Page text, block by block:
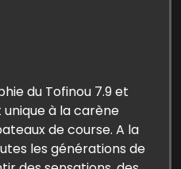
du Tofinou 7.9 et
à la carène
de course. A la
les générations de